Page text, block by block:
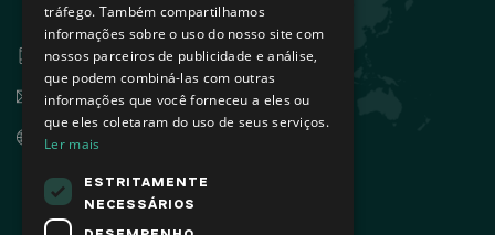
1495-131 Algés - Portugal
+351 21 412 93 00
info@sovena.pt
www.sovenagroup.com
tráfego. Também compartilhamos
informações sobre o uso do nosso site com
nossos parceiros de publicidade e análise,
que podem combiná-las com outras
informações que você forneceu a eles ou
que eles coletaram do uso de seus serviços.
Ler mais
ESTRITAMENTE
NECESSÁRIOS